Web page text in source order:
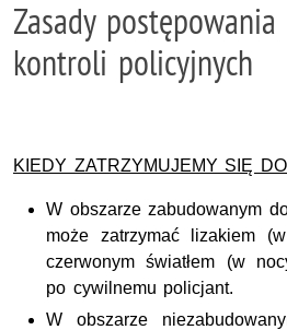
Zasady postępowania
kontroli policyjnych
KIEDY ZATRZYMUJEMY SIĘ
W obszarze zabudowanym
może zatrzymać lizakiem
czerwonym światłem (w
po cywilnemu policjant.
W obszarze